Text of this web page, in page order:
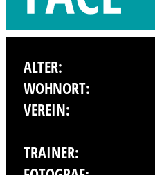
ALTER:
WOHNORT:
VEREIN:
TRAINER: